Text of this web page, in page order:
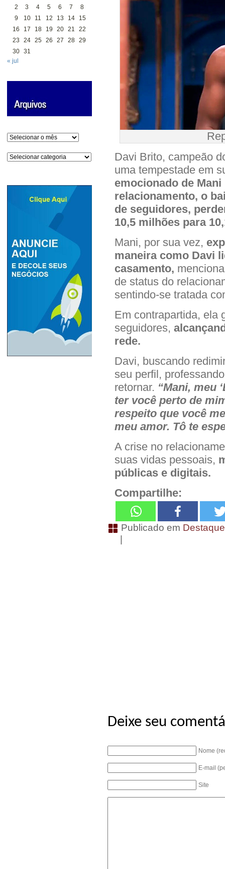
2
3 4 5 6 7
8
9
10 11 12 13 14
15
16
17 18 19 20 21
22
23
24 25 26 27 28 29
30 31
« jul
Arquivos
Categorias
Davi Brito, campeão
uma tempestade em
emocionado de
relacionamento, o
de seguidores,
10,5 milhões para
Mani, por sua vez,
maneira como Davi
casamento,
de status do
sentindo-se tratada
Em contrapartida, ela
seguidores,
rede.
Davi, buscando
seu perfil,
retornar. “Mani, meu
ter você perto de
respeito que você
meu amor. Tô te
A crise no
suas vidas pessoais,
públicas e digitais.
Compartilhe:
Publicado em
|
Deixe seu
Nome
E-mail
Site